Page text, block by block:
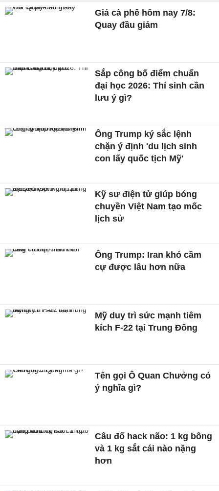
Giá cà phê hôm nay 7/8:
Quay đầu giảm
Sắp công bố điểm chuẩn
đại học 2026: Thí sinh cần
lưu ý gì?
Ông Trump ký sắc lệnh
chặn ý định 'du lịch sinh
con lấy quốc tịch Mỹ'
Kỹ sư điện tử giúp bóng
chuyền Việt Nam tạo mốc
lịch sử
Ông Trump: Iran khó cầm
cự được lâu hơn nữa
Mỹ duy trì sức mạnh tiêm
kích F-22 tại Trung Đông
Tên gọi Ô Quan Chưởng có
ý nghĩa gì?
Câu đố hack não: 1 kg bông
và 1 kg sắt cái nào nặng
hơn